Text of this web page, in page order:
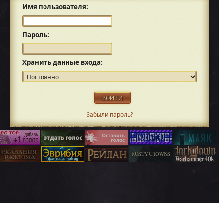
Имя пользователя:
Пароль:
Хранить данные входа:
Забыли пароль?